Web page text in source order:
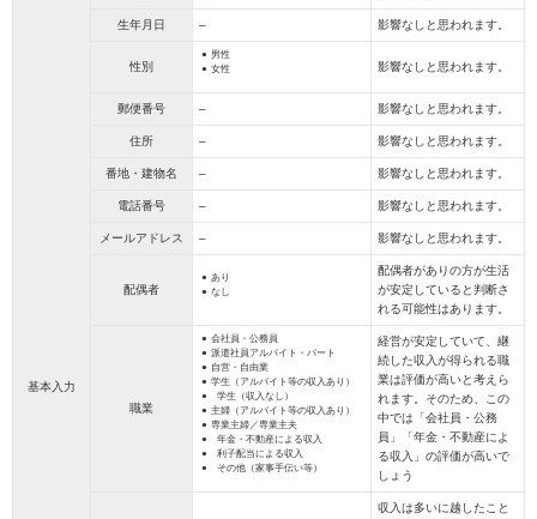
基本入力
生年月日 – 影響なしと思われます。
性別
男性
女性
影響なしと思われます。
郵便番号 – 影響なしと思われます。
住所 – 影響なしと思われます。
番地・建物名 – 影響なしと思われます。
電話番号 – 影響なしと思われます。
メールアドレス – 影響なしと思われます。
配偶者
あり
なし
配偶者がありの方が生活
が安定していると判断さ
れる可能性はあります。
職業
会社員・公務員
派遣社員アルバイト・パート
自営・自由業
学生（アルバイト等の収入あり）
学生（収入なし）
主婦（アルバイト等の収入あり）
専業主婦／専業主夫
年金・不動産による収入
利子配当による収入
その他（家事手伝い等）
経営が安定していて、継
続した収入が得られる職
業は評価が高いと考えら
れます。そのため、この
中では「会社員・公務
員」「年金・不動産によ
る収入」の評価が高いで
しょう
収入は多いに越したこと